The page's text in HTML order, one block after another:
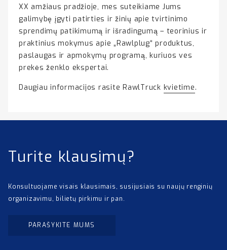
XX amžiaus pradžioje, mes suteikiame Jums
galimybę įgyti patirties ir žinių apie tvirtinimo
sprendimų patikimumą ir išradingumą – teorinius ir
praktinius mokymus apie „Rawlplug“ produktus,
paslaugas ir apmokymų programą, kuriuos ves
prekės ženklo ekspertai.
Daugiau informacijos rasite RawlTruck kvietime.
Turite klausimų?
Konsultuojame visais klausimais, susijusiais su naujų renginių
organizavimu, bilietų pirkimu ir pan.
PARAŠYKITE MUMS